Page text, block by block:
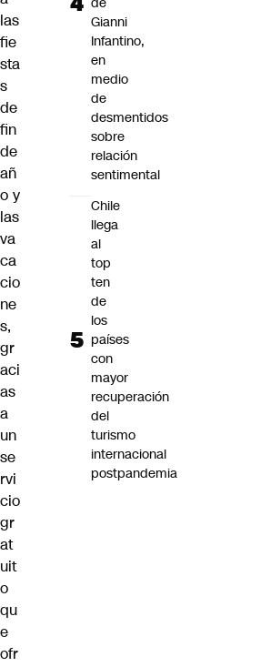
las
fie
sta
s
de
fin
de
añ
o y
las
va
ca
cio
ne
s,
gr
aci
as
a
un
se
rvi
cio
gr
at
uit
o
qu
e
ofr
Gianni
Infantino,
en
medio
de
desmentidos
sobre
relación
sentimental
Chile
llega
al
top
ten
de
los
países
con
mayor
recuperación
del
turismo
internacional
postpandemia